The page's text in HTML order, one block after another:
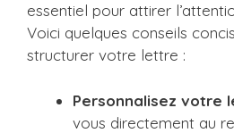
essentiel pour attirer
Voici quelques conseils
structurer votre lettre :
Personnalisez votre
vous directement au